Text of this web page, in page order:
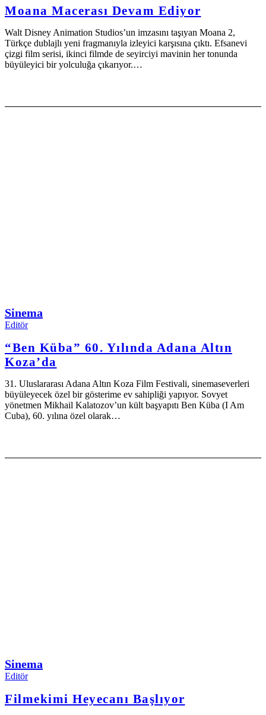
Moana Macerası Devam Ediyor
Walt Disney Animation Studios’un imzasını taşıyan Moana 2,
Türkçe dublajlı yeni fragmanıyla izleyici karşısına çıktı. Efsanevi
çizgi film serisi, ikinci filmde de seyirciyi mavinin her tonunda
büyüleyici bir yolculuğa çıkarıyor.…
Sinema
Editör
“Ben Küba” 60. Yılında Adana Altın
Koza’da
31. Uluslararası Adana Altın Koza Film Festivali, sinemaseverleri
büyüleyecek özel bir gösterime ev sahipliği yapıyor. Sovyet
yönetmen Mikhail Kalatozov’un kült başyapıtı Ben Küba (I Am
Cuba), 60. yılına özel olarak…
Sinema
Editör
Filmekimi Heyecanı Başlıyor